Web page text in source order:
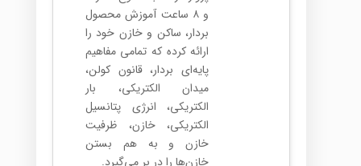
و ۸ ساعت آموزش محصول
بردار، ساکن و خازن خود را
ارائه کرده که تمامی مفاهیم
پایه‌ای بردار، قانون کولن،
میدان الکتریکی، بار
الکتریکی، انرژی پتانسیل
الکتریکی، خازن، ظرفیت
خازن و به هم بستن
خازن‌ها را در بر می‌گیرد.